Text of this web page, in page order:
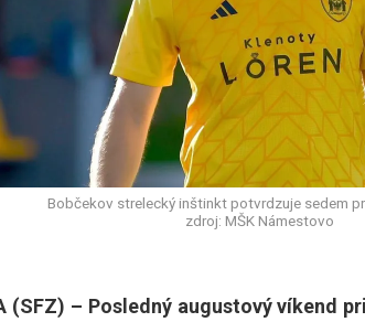
Bobčekov strelecký inštinkt potvrdzuje sedem
zdroj: MŠK Námestovo
(SFZ) – Posledný augustový víkend